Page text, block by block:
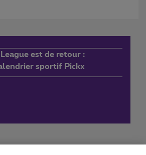
est de retour :
sportif Pickx